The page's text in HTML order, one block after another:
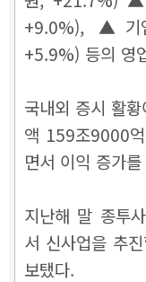
+9.0%), ▲기
+5.9%) 등의 영
국내외 증시 활
액 159조9000
면서 이익 증가
지난해 말 종투
서 신사업을 추
보탰다.